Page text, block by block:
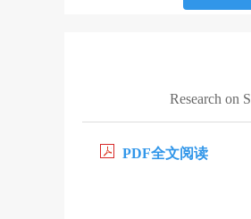
Research on
PDF全文阅读